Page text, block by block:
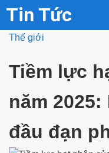
Tin Tức
Thế giới
Tiềm lực
năm
đầu đạn